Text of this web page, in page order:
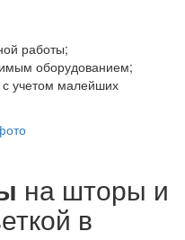
работы;
оборудованием;
учетом малейших
на шторы и
в